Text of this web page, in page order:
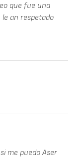
que fue una
an respetado
me puedo Aser